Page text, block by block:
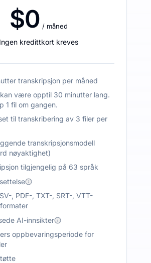
$0 / måned
Ingen kredittkort kreves
transkripsjon per måned
være opptil 30 minutter lang.
1 fil om gangen.
til transkribering av 3 filer per
transkripsjonsmodell
nøyaktighet)
tilgjengelig på 63 språk
, PDF-, TXT-, SRT-, VTT-
AI-innsikter
oppbevaringsperiode for